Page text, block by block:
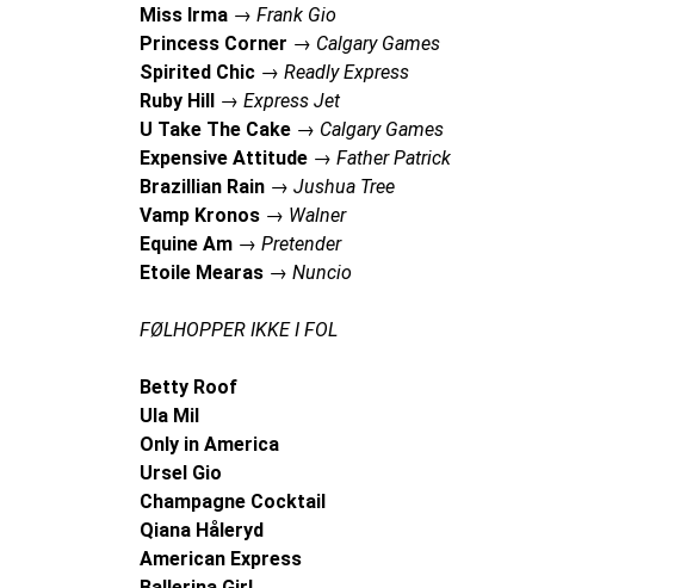
Miss Irma → Frank Gio
Princess Corner → Calgary Games
Spirited Chic → Readly Express
Ruby Hill
→ Express Jet
U Take The Cake → Calgary Games
Expensive Attitude → Father Patrick
Brazillian Rain → Jushua Tree
Vamp Kronos → Walner
Equine Am → Pretender
Etoile Mearas → Nuncio
FØLHOPPER IKKE I FOL
Betty Roof
Ula Mil
Only in America
Ursel Gio
Champagne Cocktail
Qiana Håleryd
American Express